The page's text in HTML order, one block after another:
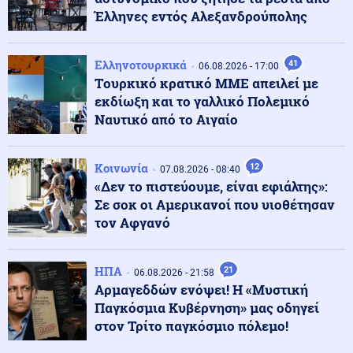
Κοινωνία
Μακάβριο εύρημα στον Λυκαβηττό: Σορός σε
προχωρημένη σήψη εντοπίστηκε σε σπηλιά
Πολιτική 08.08.2026 - 13:58
Σκέρτσος κατα ΠΑΣΟΚ για τα στοιχεία του ΟΟΣΑ:
«Επιλεκτική κοπτοραπτική» στα στοιχεία για τα
εισοδήματα
Οικονομία 08.08.2026 - 13:56
Στουρνάρας: Ευπρόσδεκτες οι ξένες συμμετοχές στις
ελληνικές τράπεζες
Μέση Ανατολή 08.08.2026 - 13:51
Για αυτό θα συγκρουστούν Ισραήλ και Τουρκία:
Τούρκος πρώην στρατιωτικός διορίστηκε ως ο
διοικητής της 62ης Μεραρχίας ΠΖ του συριακού
στρατού
Έλληνες εντός Αλεξανδρούπολης
Ελληνοτουρκικά 06.08.2026 - 17:00 41
Tουρκικό κρατικό ΜΜΕ απειλεί με
εκδίωξη και το γαλλικό Πολεμικό
Ναυτικό από το Αιγαίο
Κοινωνία 07.08.2026 - 08:40 12
«Δεν το πιστεύουμε, είναι εφιάλτης»:
Σε σοκ οι Αμερικανοί που υιοθέτησαν
τον Αφγανό
ΗΠΑ 06.08.2026 - 21:58 21
Αρμαγεδδών ενόψει! Η «Μυστική
Παγκόσμια Κυβέρνηση» μας οδηγεί
στον Τρίτο παγκόσμιο πόλεμο!